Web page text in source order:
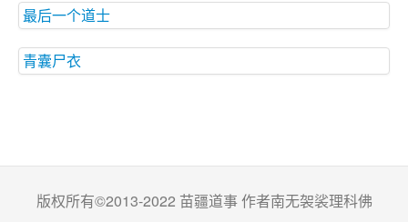
最后一个道士
青囊尸衣
版权所有©2013-2022 苗疆道事 作者南无袈裟理科佛